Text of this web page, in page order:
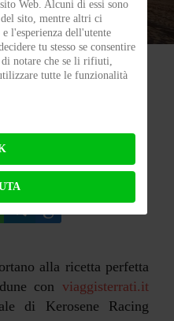
Il battesimo della
Kerosene Racing Team
alla ricetta perfetta
con viaggisterrati.it
di Kerosene Racing
Web. Alcuni di essi sono
sito, mentre altri ci
l'esperienza dell'utente
tu stesso se consentire
notare che se li rifiuti,
tutte le funzionalità